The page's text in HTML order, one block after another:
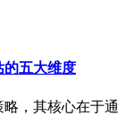
的五大维度
，其核心在于通